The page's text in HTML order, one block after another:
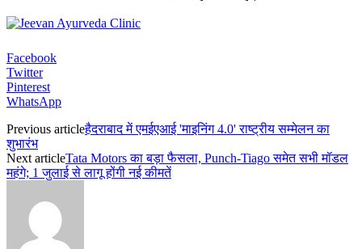
Facebook
Twitter
Pinterest
WhatsApp
Previous articleहैदराबाद में एमईएआई 'माइनिंग 4.0' राष्ट्रीय सम्मेलन का
शुभारंभ
Next articleTata Motors का बड़ा फैसला, Punch-Tiago समेत सभी मॉडल
महंगे; 1 जुलाई से लागू होंगी नई कीमतें